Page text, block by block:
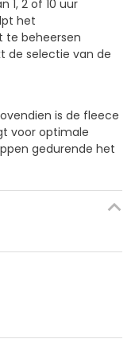
1, 2 of 10 uur
het
te beheersen
de selectie van de
is de fleece
voor optimale
gedurende het